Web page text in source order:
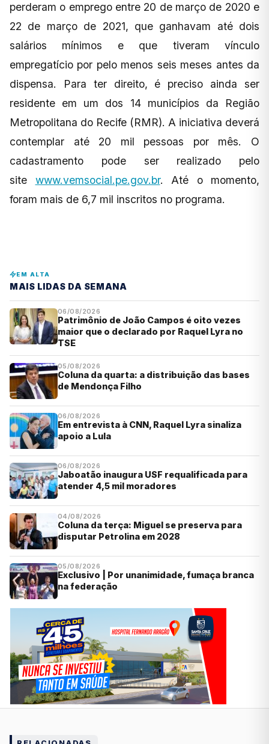
perderam o emprego entre 20 de março de 2020 e
22 de março de 2021, que ganhavam até dois
salários mínimos e que tiveram vínculo
empregatício por pelo menos seis meses antes da
dispensa. Para ter direito, é preciso ainda ser
residente em um dos 14 municípios da Região
Metropolitana do Recife (RMR). A iniciativa deverá
contemplar até 20 mil pessoas por mês. O
cadastramento pode ser realizado pelo
site www.vemsocial.pe.gov.br. Até o momento,
foram mais de 6,7 mil inscritos no programa.
EM ALTA
MAIS LIDAS DA SEMANA
06/08/2026
Patrimônio de João Campos é oito vezes
maior que o declarado por Raquel Lyra no
TSE
05/08/2026
Coluna da quarta: a distribuição das bases
de Mendonça Filho
06/08/2026
Em entrevista à CNN, Raquel Lyra sinaliza
apoio a Lula
06/08/2026
Jaboatão inaugura USF requalificada para
atender 4,5 mil moradores
04/08/2026
Coluna da terça: Miguel se preserva para
disputar Petrolina em 2028
05/08/2026
Exclusivo | Por unanimidade, fumaça branca
na federação